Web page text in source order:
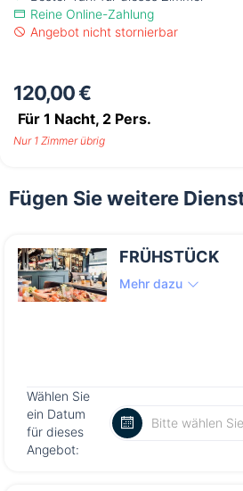
Reine Online-Zahlung
Angebot nicht stornierbar
120,00 €
Für 1 Nacht, 2 Pers.
Nur 1 Zimmer übrig
Fügen Sie weitere
FRÜHSTÜCK
Mehr dazu
Wählen Sie
ein Datum
für dieses
Angebot: